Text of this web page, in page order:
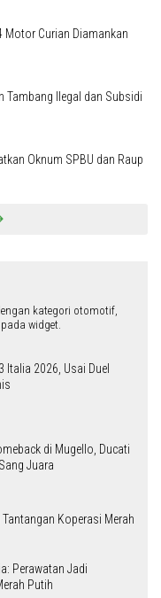
Susmanto Perangi Judol
Judi Online
dan Rusak Kendaraan
Tambang Ilegal dan Subsidi